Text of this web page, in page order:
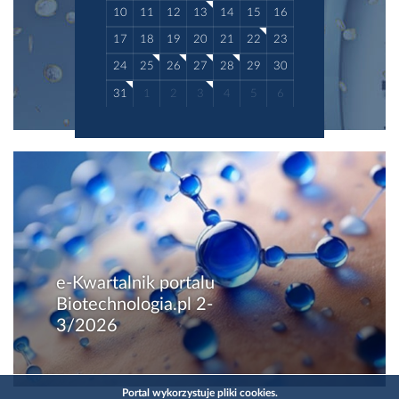
10 11 12 13 14 15 16
17 18 19 20 21 22 23
24 25 26 27 28 29 30
31 1 2 3 4 5 6
e-Kwartalnik portalu
Biotechnologia.pl 2-
3/2026
Portal wykorzystuje pliki cookies.